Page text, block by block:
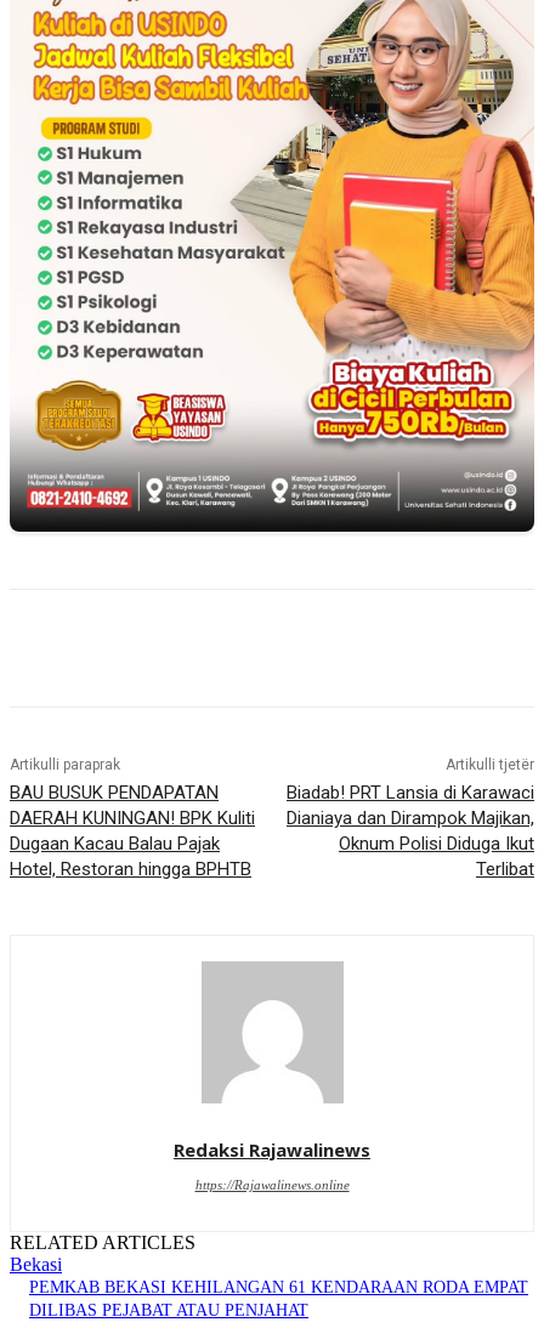
Artikulli paraprak
BAU BUSUK PENDAPATAN
DAERAH KUNINGAN! BPK Kuliti
Dugaan Kacau Balau Pajak
Hotel, Restoran hingga BPHTB
Artikulli tjetër
Biadab! PRT Lansia di Karawaci
Dianiaya dan Dirampok Majikan,
Oknum Polisi Diduga Ikut
Terlibat
Redaksi Rajawalinews
https://Rajawalinews.online
RELATED ARTICLES
Bekasi
PEMKAB BEKASI KEHILANGAN 61 KENDARAAN RODA EMPAT
DILIBAS PEJABAT ATAU PENJAHAT